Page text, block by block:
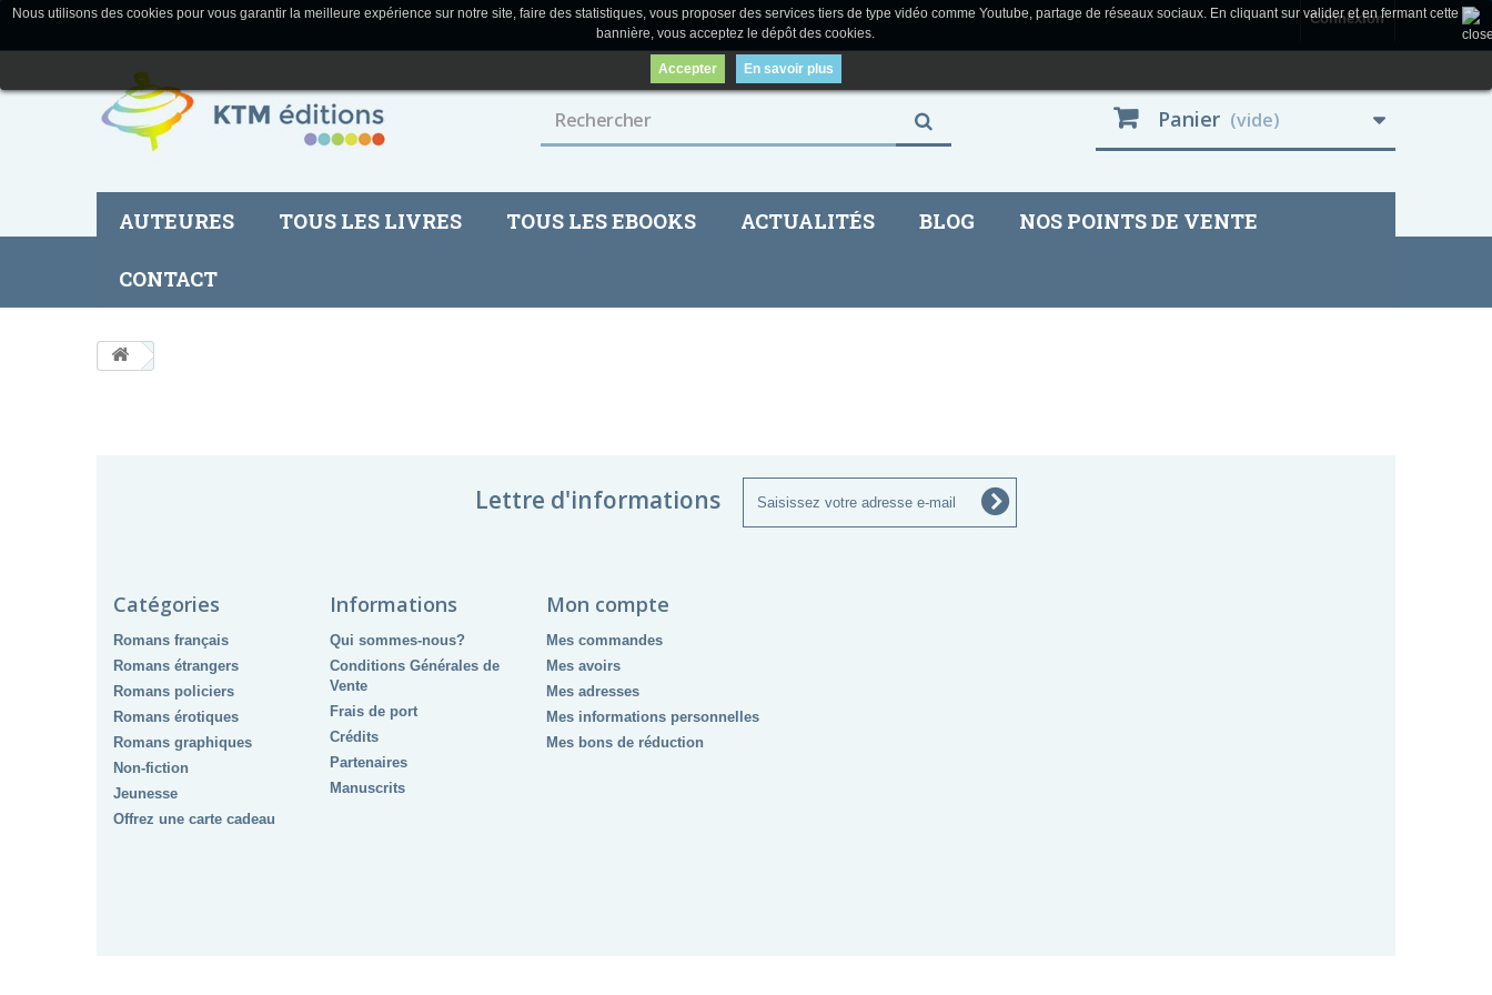
Connexion
Panier (vide)
AUTEURES TOUS LES LIVRES TOUS LES EBOOKS ACTUALITÉS BLOG NOS POINTS DE VENTE
CONTACT
Nous utilisons des cookies pour vous garantir la meilleure expérience sur notre site, faire des statistiques, vous proposer des services tiers de type vidéo comme Youtube, partage de réseaux sociaux. En cliquant sur valider et en fermant cette
bannière, vous acceptez le dépôt des cookies.
Accepter En savoir plus
Lettre d'informations
Catégories
Romans français
Romans étrangers
Romans policiers
Romans érotiques
Romans graphiques
Non-fiction
Jeunesse
Offrez une carte cadeau
Informations
Qui sommes-nous?
Conditions Générales de
Vente
Frais de port
Crédits
Partenaires
Manuscrits
Mon compte
Mes commandes
Mes avoirs
Mes adresses
Mes informations personnelles
Mes bons de réduction